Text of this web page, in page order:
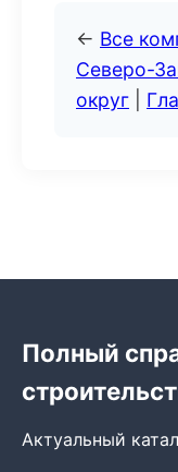
← Все
Северо-
округ
Полный
Актуальный